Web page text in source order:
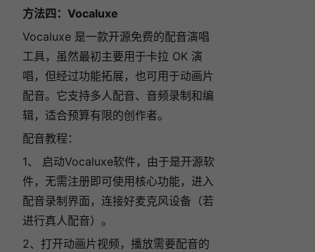
方法四：Vocaluxe
Vocaluxe 是一款开源免费的配音演唱
工具，虽然最初主要用于卡拉 OK 演
唱，但经过功能拓展，也可用于动画片
配音。它支持多人配音、音频录制和编
辑，适合预算有限的创作者。
配音教程：
1、 启动Vocaluxe软件，由于是开源软
件，无需注册即可使用核心功能，进入
配音录制界面，连接好麦克风设备（若
进行真人配音）。
2、打开动画片视频，播放需要配音的